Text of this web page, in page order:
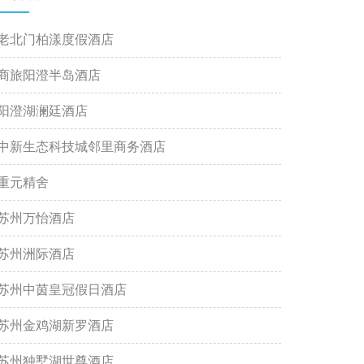
北门柏漾度假酒店
旅阳澄半岛酒店
澄湖澜廷酒店
新生态科技城邻里商务酒店
元精舍
州万怡酒店
州洲际酒店
州中茵皇冠假日酒店
州金鸡湖新罗酒店
州独墅湖世尊酒店